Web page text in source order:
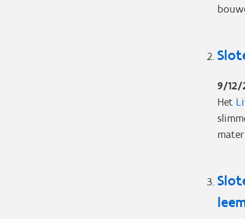
9/12/
Het